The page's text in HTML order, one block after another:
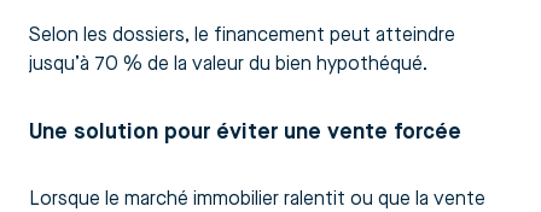
Selon les dossiers, le financement peut atteindre
jusqu’à 70 % de la valeur du bien hypothéqué.
Une solution pour éviter une vente forcée
Lorsque le marché immobilier ralentit ou que la vente